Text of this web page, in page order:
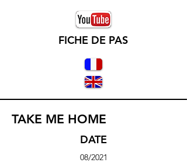
FICHE DE PAS
TAKE ME HOME
DATE
08/2021